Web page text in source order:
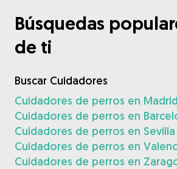
Búsquedas
de ti
Buscar Cuidadores
Cuidadores de perros en Madrid
Cuidadores de perros en
Cuidadores de perros en Sevilla
Cuidadores de perros en
Cuidadores de perros en